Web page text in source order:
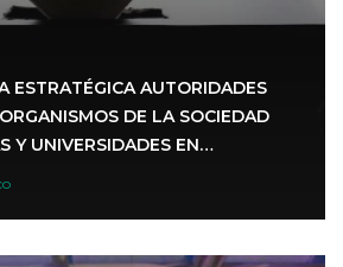
ESTRATÉGICA AUTORIDADES
DE LA SOCIEDAD
Y UNIVERSIDADES EN